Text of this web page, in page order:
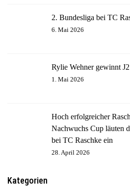
2. Bundesliga bei TC
6. Mai 2026
Rylie Wehner gewinnt
1. Mai 2026
Hoch erfolgreicher
Nachwuchs Cup läuten
bei TC Raschke ein
28. April 2026
Kategorien